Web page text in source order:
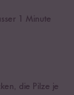
1 Minute
die Pilze je